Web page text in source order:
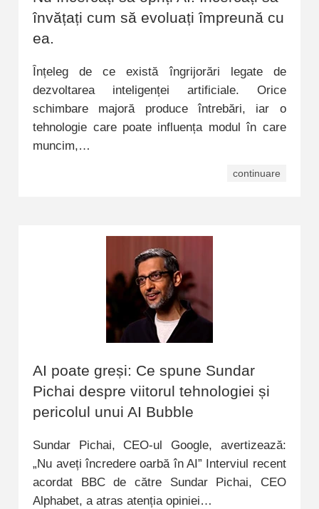
învățați cum să evoluați împreună cu
ea.
Înțeleg de ce există îngrijorări legate de
dezvoltarea inteligenței artificiale. Orice
schimbare majoră produce întrebări, iar o
tehnologie care poate influența modul în care
muncim,…
continuare
AI poate greși: Ce spune Sundar
Pichai despre viitorul tehnologiei și
pericolul unui AI Bubble
Sundar Pichai, CEO-ul Google, avertizează:
„Nu aveți încredere oarbă în AI” Interviul recent
acordat BBC de către Sundar Pichai, CEO
Alphabet, a atras atenția opiniei…